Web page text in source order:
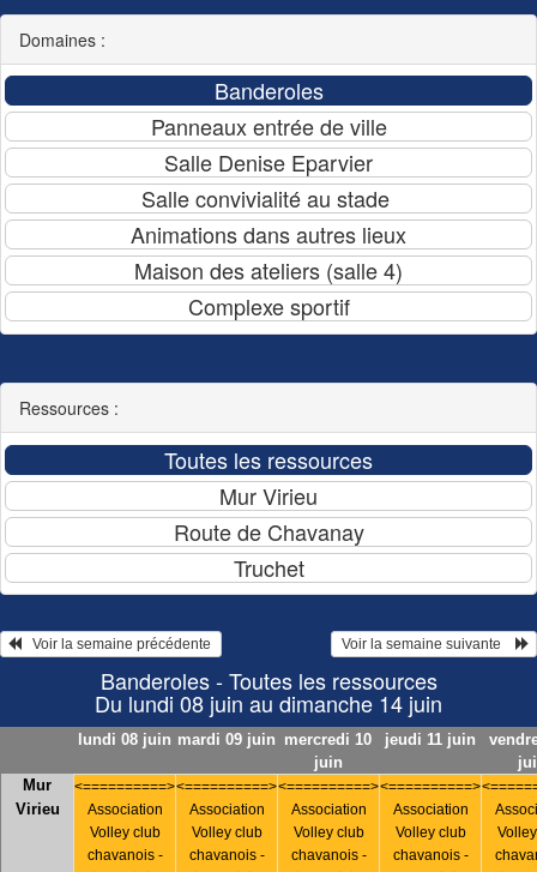
Domaines :
Ressources :
Voir la semaine suivante
Banderoles - Toutes les ressources
Du lundi 08 juin au dimanche 14 juin
lundi 08 juin mardi 09 juin mercredi 10
juin
jeudi 11 juin
Mur
Virieu
<==========>
Association
Volley club
chavanois -
<==========>
Association
Volley club
chavanois -
<==========>
Association
Volley club
chavanois -
<==========>
Association
Volley club
chavanois -